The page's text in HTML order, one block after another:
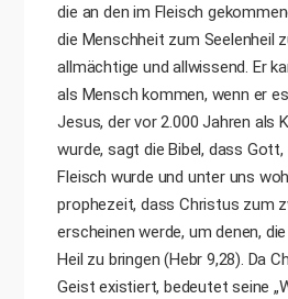
die an den im Fleisch
die Menschheit zum Seelenheil
allmächtige und allwissend. Er
als Mensch kommen, wenn er
Jesus, der vor 2.000 Jahren als
wurde, sagt die Bibel, dass
Fleisch wurde und unter uns
prophezeit, dass Christus zum
erscheinen werde, um denen,
Heil zu bringen (Hebr 9,28). Da
Geist existiert, bedeutet seine